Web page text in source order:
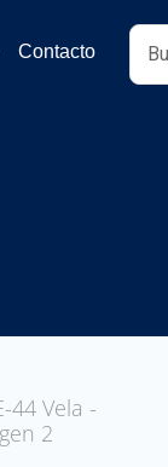
Contacto